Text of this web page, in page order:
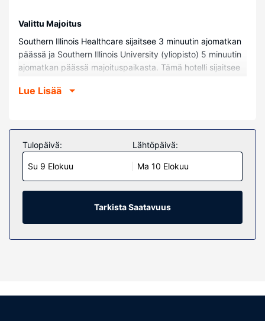
Valittu Majoitus
Southern Illinois Healthcare sijaitsee 3 minuutin ajomatkan
päässä ja Southern Illinois University (yliopisto) 5 minuutin
ajomatkan päässä majoituspaikasta. Tämä hotelli sijaitsee
km:n päässä kohteesta Shawnee National Forest.
Kaikkien 80 huoneen varusteluun kuuluu jääkaappi ja LCD-
televisio. Käytössäsi on kaapelikanavat ja ilmainen
internetyhteys (langaton ja kiinteä). Huoneissa on oma
kylpyhuone, ja sen varusteluun kuuluu suihkun ja
kylpyammeen yhdistelmä, ilmaiset hygieniatuotteet ja
hiustenkuivaaja. Varusteluun kuuluu työpöytä,
mikroaaltouuni ja puhelin (ilmaiset paikallispuhelut).
Kiinteistön miellyttävyys
Hotellin tarjoamiin harrastuksiin/mukavuuksiin kuuluu
yleisissä tiloissa.
Lue Lisää
Tulopäivä:
Su 9 Elokuu
Lähtöpäivä:
Ma 10 Elokuu
Tarkista Saatavuus